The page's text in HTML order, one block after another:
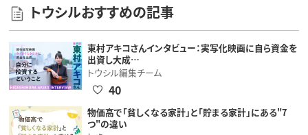
トウシルおすすめの記事
東村アキコさんインタビュー：実写化映画に自ら資金を
出資し大成…
トウシル編集チーム
40
物価高で「貧しくなる家計」と「貯まる家計」にある"7
つ"の違い